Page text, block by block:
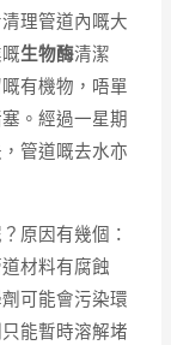
理管道內嘅大
生物酶清潔
有機物，唔單
。經過一星期
管道嘅去水亦
原因有幾個：
材料有腐蝕
可能會污染環
能暫時溶解堵